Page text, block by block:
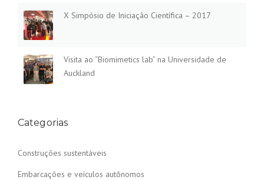
X Simpósio de Iniciação Científica – 2017
Visita ao “Biomimetics lab” na Universidade de
Auckland
Categorias
Construções sustentáveis
Embarcações e veículos autônomos